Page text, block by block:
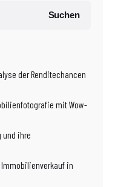
Suchen
der Renditechancen
mit Wow-
und ihre
in